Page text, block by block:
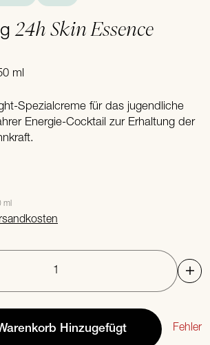
24h Skin Essence
ml
Spezialcreme für das jugendliche
Energie-Cocktail zur Erhaltung der
ml
Hinzugefügt Fehler